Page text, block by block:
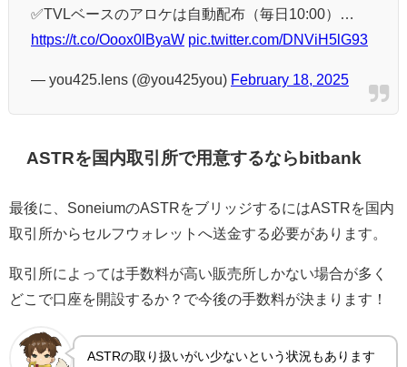
✅TVLベースのアロケは自動配布（毎日10:00）…
https://t.co/Ooox0lByaW pic.twitter.com/DNViH5lG93
— you425.lens (@you425you) February 18, 2025
ASTRを国内取引所で用意するならbitbank
最後に、SoneiumのASTRをブリッジするにはASTRを国内
取引所からセルフウォレットへ送金する必要があります。
取引所によっては手数料が高い販売所しかない場合が多く
どこで口座を開設するか？で今後の手数料が決まります！
ASTRの取り扱いがい少ないという状況もあります